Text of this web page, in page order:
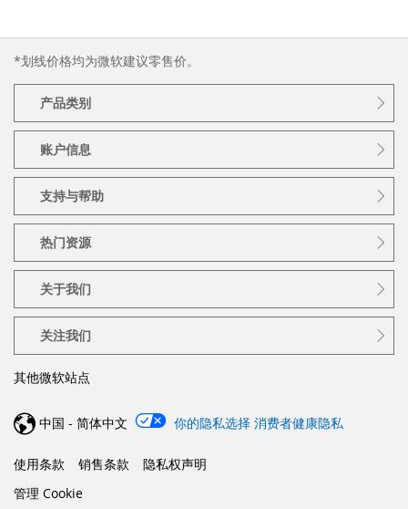
*划线价格均为微软建议零售价。
产品类别
账户信息
支持与帮助
热门资源
关于我们
关注我们
其他微软站点
中国 - 简体中文 你的隐私选择 消费者健康隐私
使用条款 销售条款
隐私权声明
管理 Cookie